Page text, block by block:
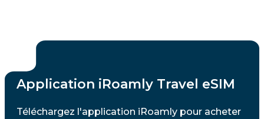
Application iRoamly Travel eSIM
Téléchargez l'application iRoamly pour acheter